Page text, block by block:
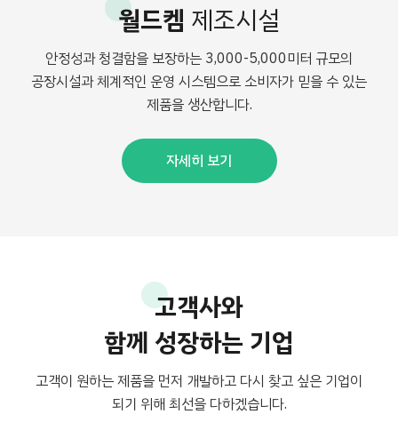
월드켐 제조시설
안정성과 청결함을 보장하는 3,000-5,000미터 규모의
공장시설과 체계적인 운영 시스템으로 소비자가 믿을 수 있는
제품을 생산합니다.
자세히 보기
고객사와
함께 성장하는 기업
고객이 원하는 제품을 먼저 개발하고 다시 찾고 싶은 기업이
되기 위해 최선을 다하겠습니다.